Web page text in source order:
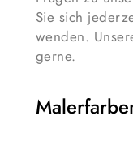
Sie sich
wenden.
gerne.